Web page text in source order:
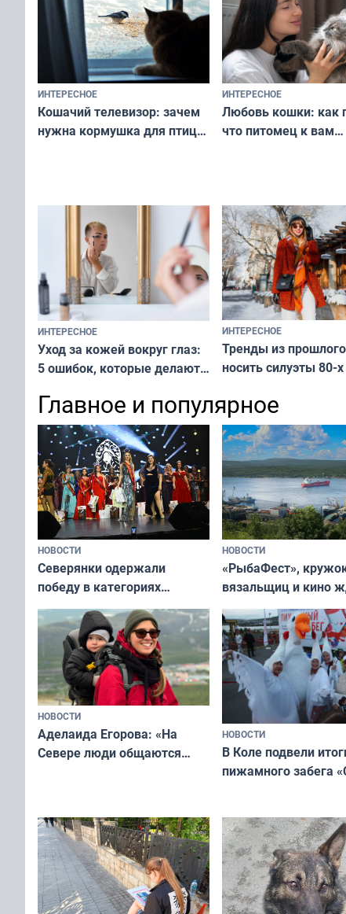
ИНТЕРЕСНОЕ
Кошачий телевизор: зачем
нужна кормушка для птиц
ИНТЕРЕСНОЕ
Любовь кошки: как
что питомец к вам
ИНТЕРЕСНОЕ
Уход за кожей вокруг глаз:
5 ошибок, которые делают
и вернуть свежий взгляд
без дорогих средств
ИНТЕРЕСНОЕ
Тренды из
носить силуэты 80-
современно и
переплат
Главное и популярное
НОВОСТИ
Северянки одержали
победу в категориях
всероссийского конкурса
«Мисс и Миссис Великая
Русь»
НОВОСТИ
«РыбаФест»,
вязальщиц и кино
мурманчан в эти
НОВОСТИ
Аделаида Егорова: «На
Севере люди общаются
НОВОСТИ
В Коле подвели
пижамного забега